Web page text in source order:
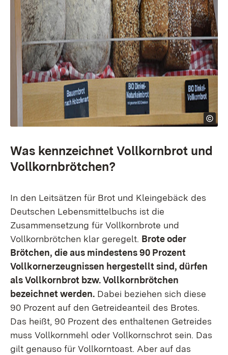
Was kennzeichnet Vollkornbrot und
Vollkornbrötchen?
In den Leitsätzen für Brot und Kleingebäck des
Deutschen Lebensmittelbuchs ist die
Zusammensetzung für Vollkornbrote und
Vollkornbrötchen klar geregelt. Brote oder
Brötchen, die aus mindestens 90 Prozent
Vollkornerzeugnissen hergestellt sind, dürfen
als Vollkornbrot bzw. Vollkornbrötchen
bezeichnet werden. Dabei beziehen sich diese
90 Prozent auf den Getreideanteil des Brotes.
Das heißt, 90 Prozent des enthaltenen Getreides
muss Vollkornmehl oder Vollkornschrot sein. Das
gilt genauso für Vollkorntoast. Aber auf das